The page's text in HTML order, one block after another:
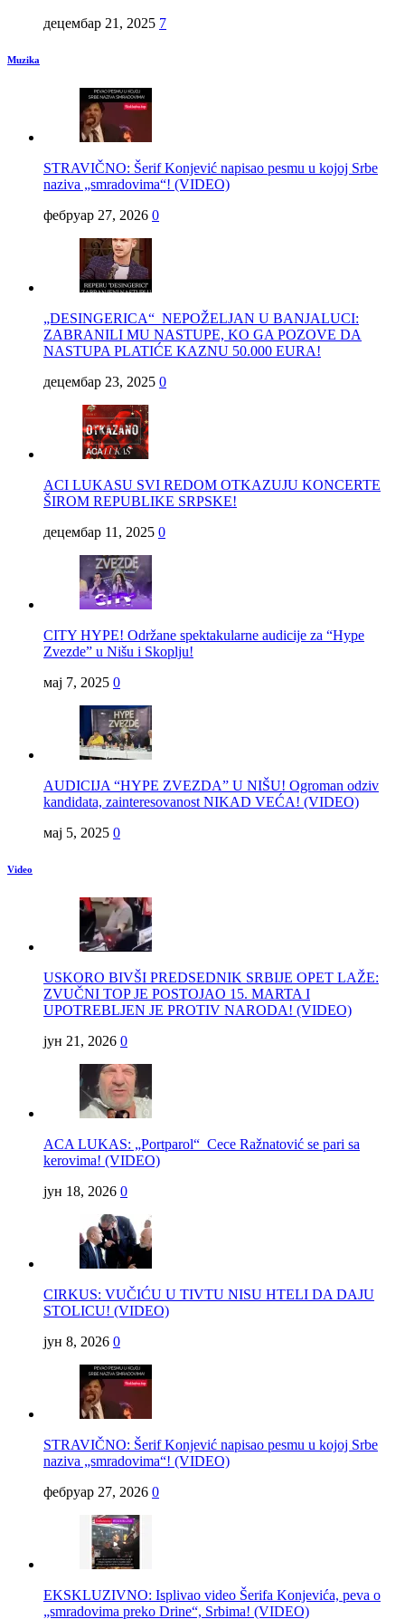
децембар 21, 2025 7
Muzika
STRAVIČNO: Šerif Konjević napisao pesmu u kojoj Srbe
naziva „smradovima“! (VIDEO)
фебруар 27, 2026 0
„DESINGERICA“ NEPOŽELJAN U BANJALUCI:
ZABRANILI MU NASTUPE, KO GA POZOVE DA
NASTUPA PLATIĆE KAZNU 50.000 EURA!
децембар 23, 2025 0
ACI LUKASU SVI REDOM OTKAZUJU KONCERTE
ŠIROM REPUBLIKE SRPSKE!
децембар 11, 2025 0
CITY HYPE! Održane spektakularne audicije za “Hype
Zvezde” u Nišu i Skoplju!
мај 7, 2025 0
AUDICIJA “HYPE ZVEZDA” U NIŠU! Ogroman odziv
kandidata, zainteresovanost NIKAD VEĆA! (VIDEO)
мај 5, 2025 0
Video
USKORO BIVŠI PREDSEDNIK SRBIJE OPET LAŽE:
ZVUČNI TOP JE POSTOJAO 15. MARTA I
UPOTREBLJEN JE PROTIV NARODA! (VIDEO)
јун 21, 2026 0
ACA LUKAS: „Portparol“ Cece Ražnatović se pari sa
kerovima! (VIDEO)
јун 18, 2026 0
CIRKUS: VUČIĆU U TIVTU NISU HTELI DA DAJU
STOLICU! (VIDEO)
јун 8, 2026 0
STRAVIČNO: Šerif Konjević napisao pesmu u kojoj Srbe
naziva „smradovima“! (VIDEO)
фебруар 27, 2026 0
EKSKLUZIVNO: Isplivao video Šerifa Konjevića, peva o
„smradovima preko Drine“, Srbima! (VIDEO)